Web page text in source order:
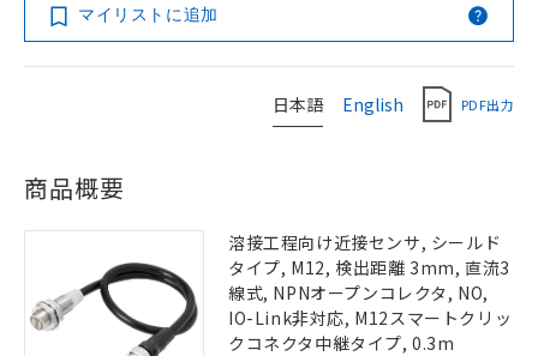
マイリストに追加
日本語 English PDF出力
商品概要
溶接工程向け近接センサ, シールド
タイプ, M12, 検出距離 3mm, 直流3
線式, NPNオープンコレクタ, NO,
IO-Link非対応, M12スマートクリッ
クコネクタ中継タイプ, 0.3m